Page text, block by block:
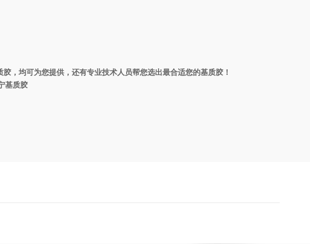
，均可为您提供，还有专业技术人员帮您选出最合适您的基质胶！